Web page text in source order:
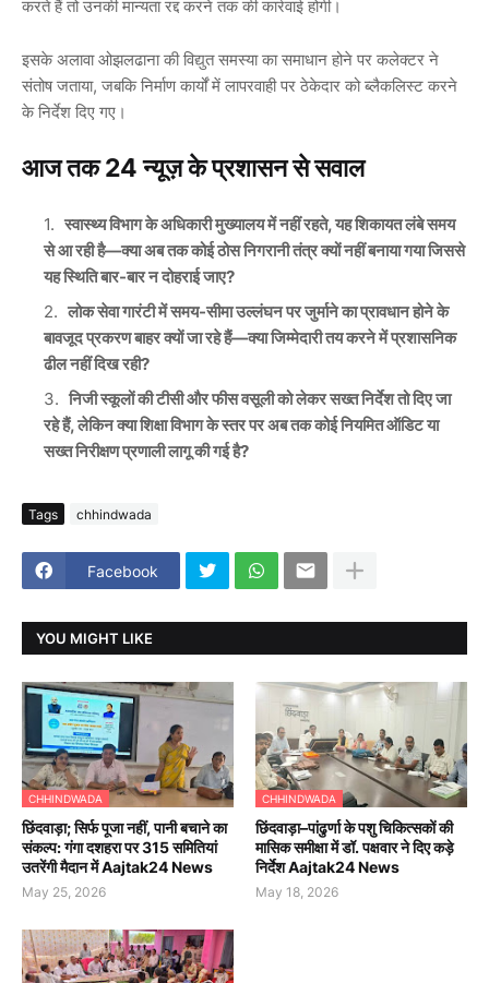
करते हैं तो उनकी मान्यता रद्द करने तक की कार्रवाई होगी।
इसके अलावा ओझलढाना की विद्युत समस्या का समाधान होने पर कलेक्टर ने
संतोष जताया, जबकि निर्माण कार्यों में लापरवाही पर ठेकेदार को ब्लैकलिस्ट करने
के निर्देश दिए गए।
आज तक 24 न्यूज़ के प्रशासन से सवाल
स्वास्थ्य विभाग के अधिकारी मुख्यालय में नहीं रहते, यह शिकायत लंबे समय
से आ रही है—क्या अब तक कोई ठोस निगरानी तंत्र क्यों नहीं बनाया गया जिससे
यह स्थिति बार-बार न दोहराई जाए?
लोक सेवा गारंटी में समय-सीमा उल्लंघन पर जुर्माने का प्रावधान होने के
बावजूद प्रकरण बाहर क्यों जा रहे हैं—क्या जिम्मेदारी तय करने में प्रशासनिक
ढील नहीं दिख रही?
निजी स्कूलों की टीसी और फीस वसूली को लेकर सख्त निर्देश तो दिए जा
रहे हैं, लेकिन क्या शिक्षा विभाग के स्तर पर अब तक कोई नियमित ऑडिट या
सख्त निरीक्षण प्रणाली लागू की गई है?
Tags chhindwada
Facebook
YOU MIGHT LIKE
CHHINDWADA
छिंदवाड़ा; सिर्फ पूजा नहीं, पानी बचाने का
संकल्प: गंगा दशहरा पर 315 समितियां
उतरेंगी मैदान में Aajtak24 News
May 25, 2026
CHHINDWADA
छिंदवाड़ा–पांढुर्णा के पशु चिकित्सकों की
मासिक समीक्षा में डॉ. पक्षवार ने दिए कड़े
निर्देश Aajtak24 News
May 18, 2026